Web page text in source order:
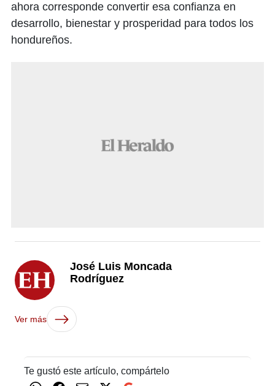
ahora corresponde convertir esa confianza en
desarrollo, bienestar y prosperidad para todos los
hondureños.
José Luis Moncada
Rodríguez
Ver más
Te gustó este artículo, compártelo